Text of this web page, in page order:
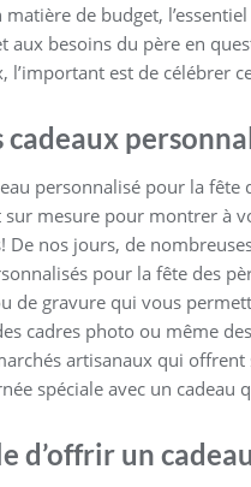
de budget,
aux besoins du père en
l’important est de célébrer
personnalisé pour la
sur mesure pour montrer à
De nos jours, de
pour la fête des
de gravure qui vous
cadres photo ou même
artisanaux qui
spéciale avec un cadeau
d’offrir un